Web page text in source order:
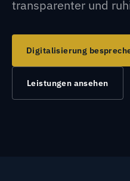
transparenter und
Digitalisierung
Leistungen ansehen